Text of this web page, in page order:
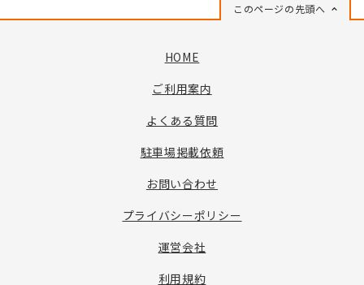
このページの先頭へ
HOME
ご利用案内
よくある質問
駐車場掲載依頼
お問い合わせ
プライバシーポリシー
運営会社
利用規約